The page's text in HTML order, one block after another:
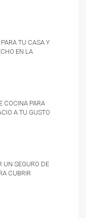
tu casa y
en la
cocina para
a tu gusto
un Seguro de
cubrir